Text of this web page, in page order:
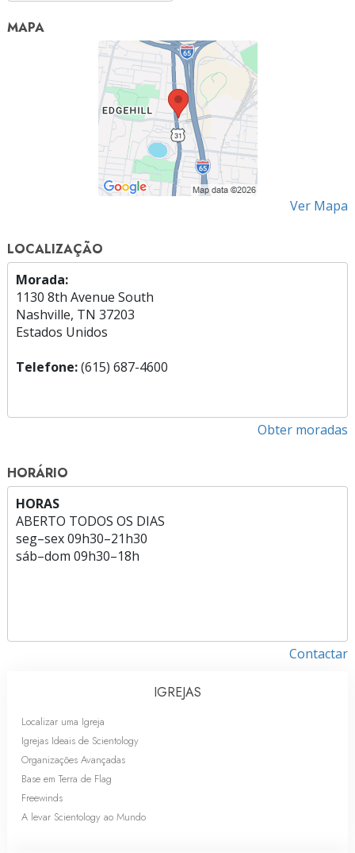
MAPA
Ver Mapa
LOCALIZAÇÃO
Morada:
1130 8th Avenue South
Nashville, TN 37203
Estados Unidos
Telefone:(615) 687-4600
Obter moradas
HORÁRIO
HORAS
ABERTO TODOS OS DIAS
seg–sex09h30–21h30
sáb–dom 09h30–18h
Contactar
IGREJAS
Localizar uma Igreja
Igrejas Ideais de Scientology
Organizações Avançadas
Base em Terra de Flag
Freewinds
A levar Scientology ao Mundo